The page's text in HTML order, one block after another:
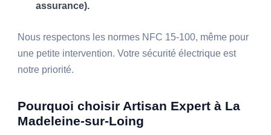
assurance).
Nous respectons les normes NFC 15-100, même pour
une petite intervention. Votre sécurité électrique est
notre priorité.
Pourquoi choisir Artisan Expert à La
Madeleine-sur-Loing